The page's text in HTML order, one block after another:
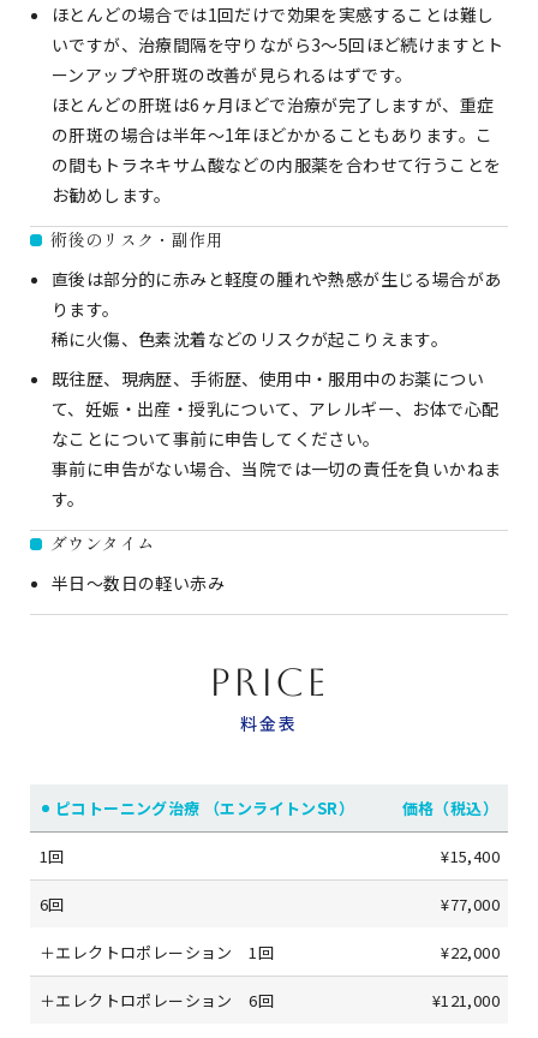
ほとんどの場合では1回だけで効果を実感することは難し
いですが、治療間隔を守りながら3〜5回ほど続けますとト
ーンアップや肝斑の改善が見られるはずです。
ほとんどの肝斑は6ヶ月ほどで治療が完了しますが、重症
の肝斑の場合は半年〜1年ほどかかることもあります。こ
の間もトラネキサム酸などの内服薬を合わせて行うことを
お勧めします。
術後のリスク・副作用
直後は部分的に赤みと軽度の腫れや熱感が生じる場合があ
ります。
稀に火傷、色素沈着などのリスクが起こりえます。
既往歴、現病歴、手術歴、使用中・服用中のお薬につい
て、妊娠・出産・授乳について、アレルギー、お体で心配
なことについて事前に申告してください。
事前に申告がない場合、当院では一切の責任を負いかねま
す。
ダウンタイム
半日〜数日の軽い赤み
PRICE
料金表
ピコトーニング治療 （エンライトンSR） 価格（税込）
1回 ¥15,400
6回 ¥77,000
＋エレクトロポレーション 1回 ¥22,000
＋エレクトロポレーション 6回 ¥121,000